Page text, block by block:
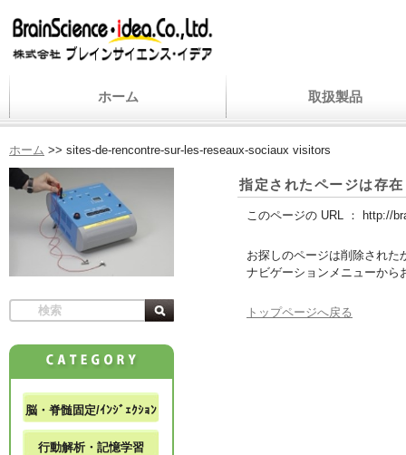
ホーム 取扱製品
ホーム >> sites-de-rencontre-sur-les-reseaux-sociaux visitors
指定されたページは存
このページの URL ： http://
お探しのページは削除された
ナビゲーションメニューから
トップページへ戻る
脳・脊髄固定/ｲﾝｼﾞｪｸｼｮﾝ
行動解析・記憶学習